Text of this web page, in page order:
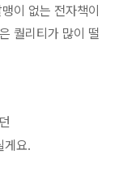
이 없는 전자책이
퀄리티가 많이 떨
게요.